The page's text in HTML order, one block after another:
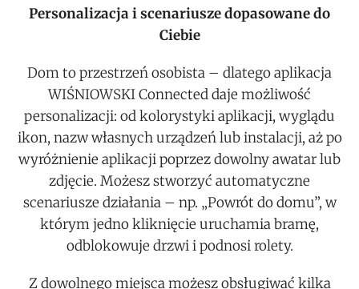
Personalizacja i scenariusze dopasowane do
Ciebie
Dom to przestrzeń osobista – dlatego aplikacja
WIŚNIOWSKI Connected daje możliwość
personalizacji: od kolorystyki aplikacji, wyglądu
ikon, nazw własnych urządzeń lub instalacji, aż po
wyróżnienie aplikacji poprzez dowolny awatar lub
zdjęcie. Możesz stworzyć automatyczne
scenariusze działania – np. „Powrót do domu”, w
którym jedno kliknięcie uruchamia bramę,
odblokowuje drzwi i podnosi rolety.
Z dowolnego miejsca możesz obsługiwać kilka